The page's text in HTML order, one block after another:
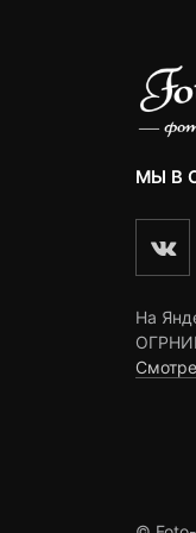
МЫ В
На